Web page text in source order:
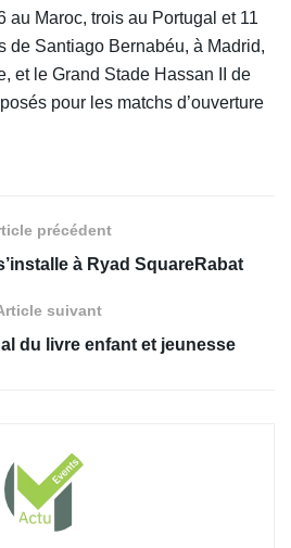
au Maroc, trois au Portugal et 11
de Santiago Bernabéu, à Madrid,
et le Grand Stade Hassan II de
pour les matchs d’ouverture
précédent
à Ryad SquareRabat
suivant
du livre enfant et jeunesse